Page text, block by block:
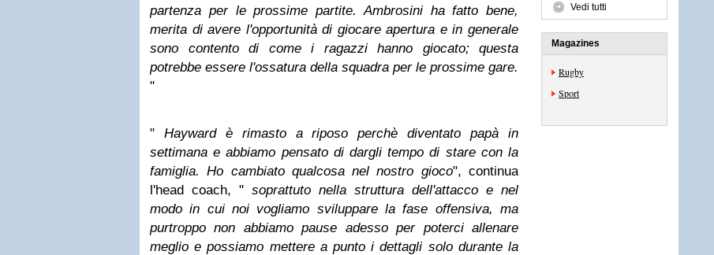
partenza per le prossime partite. Ambrosini ha fatto bene,
merita di avere l'opportunità di giocare apertura e in generale
sono contento di come i ragazzi hanno giocato; questa
potrebbe essere l'ossatura della squadra per le prossime gare.
"
" Hayward è rimasto a riposo perchè diventato papà in
settimana e abbiamo pensato di dargli tempo di stare con la
famiglia. Ho cambiato qualcosa nel nostro gioco", continua
l'head coach, " soprattuto nella struttura dell'attacco e nel
modo in cui noi vogliamo sviluppare la fase offensiva, ma
purtroppo non abbiamo pause adesso per poterci allenare
meglio e possiamo mettere a punto i dettagli solo durante la
Vedi tutti
Magazines
Rugby
Sport